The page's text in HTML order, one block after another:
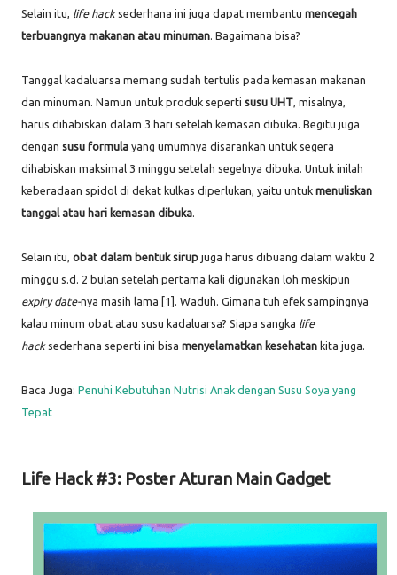
Selain itu, life hack sederhana ini juga dapat membantu mencegah
terbuangnya makanan atau minuman. Bagaimana bisa?
Tanggal kadaluarsa memang sudah tertulis pada kemasan makanan
dan minuman. Namun untuk produk seperti susu UHT, misalnya,
harus dihabiskan dalam 3 hari setelah kemasan dibuka. Begitu juga
dengan susu formula yang umumnya disarankan untuk segera
dihabiskan maksimal 3 minggu setelah segelnya dibuka. Untuk inilah
keberadaan spidol di dekat kulkas diperlukan, yaitu untuk menuliskan
tanggal atau hari kemasan dibuka.
Selain itu, obat dalam bentuk sirup juga harus dibuang dalam waktu 2
minggu s.d. 2 bulan setelah pertama kali digunakan loh meskipun
expiry date-nya masih lama [1]. Waduh. Gimana tuh efek sampingnya
kalau minum obat atau susu kadaluarsa? Siapa sangka life
hacksederhana seperti ini bisa menyelamatkan kesehatan kita juga.
Baca Juga: Penuhi Kebutuhan Nutrisi Anak dengan Susu Soya yang
Tepat
Life Hack #3: Poster Aturan Main Gadget